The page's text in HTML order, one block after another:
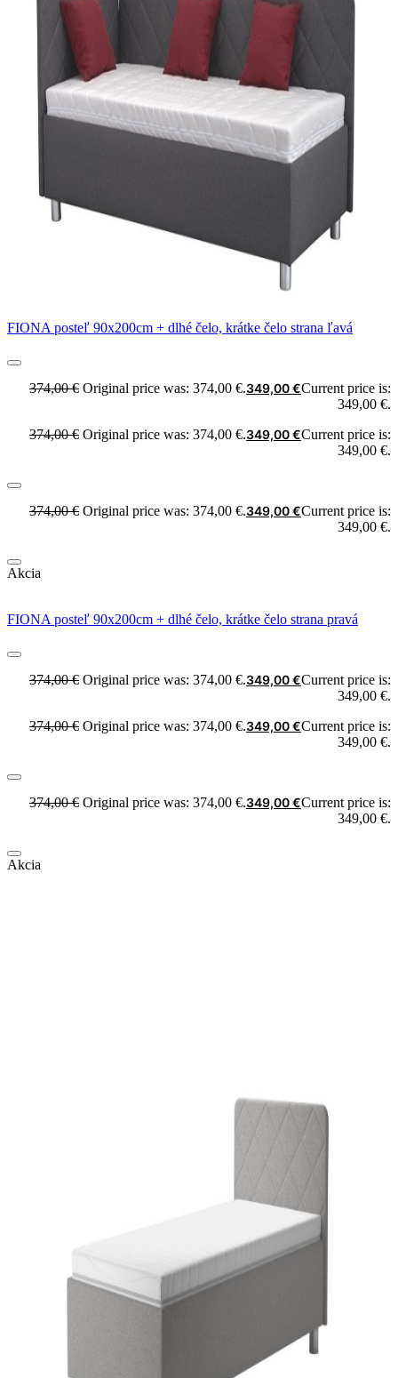
FIONA posteľ 90x200cm + dlhé čelo, krátke čelo strana ľavá
374,00€ Original price was: 374,00 €.349,00€Current price is:
349,00 €.
374,00€ Original price was: 374,00 €.349,00€Current price is:
349,00 €.
374,00€ Original price was: 374,00 €.349,00€Current price is:
349,00 €.
Akcia
FIONA posteľ 90x200cm + dlhé čelo, krátke čelo strana pravá
374,00€ Original price was: 374,00 €.349,00€Current price is:
349,00 €.
374,00€ Original price was: 374,00 €.349,00€Current price is:
349,00 €.
374,00€ Original price was: 374,00 €.349,00€Current price is:
349,00 €.
Akcia